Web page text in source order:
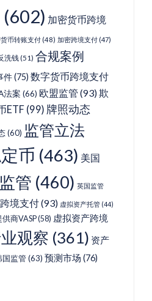
(602) 加密货币跨境
币转账支付 (48) 加密跨境支付 (47)
洗钱(51) 合规案例
件(75) 数字货币跨境支付
法案 (66) 欧盟监管 (93)欺
ETF(99) 牌照动态
(60) 监管立法
币 (463) 美国
管 (460) 英国监管
境支付(93) 虚拟资产托管 (44)
商VASP(58) 虚拟资产跨境
观察 (361) 资产
国监管(63) 预测市场 (76)